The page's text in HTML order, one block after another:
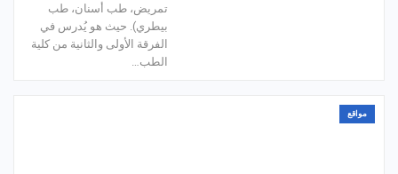
تمريض، طب أسنان، طب
بيطري). حيث هو يُدرس في
الفرقة الأولى والثانية من كلية
الطب…
مواقع